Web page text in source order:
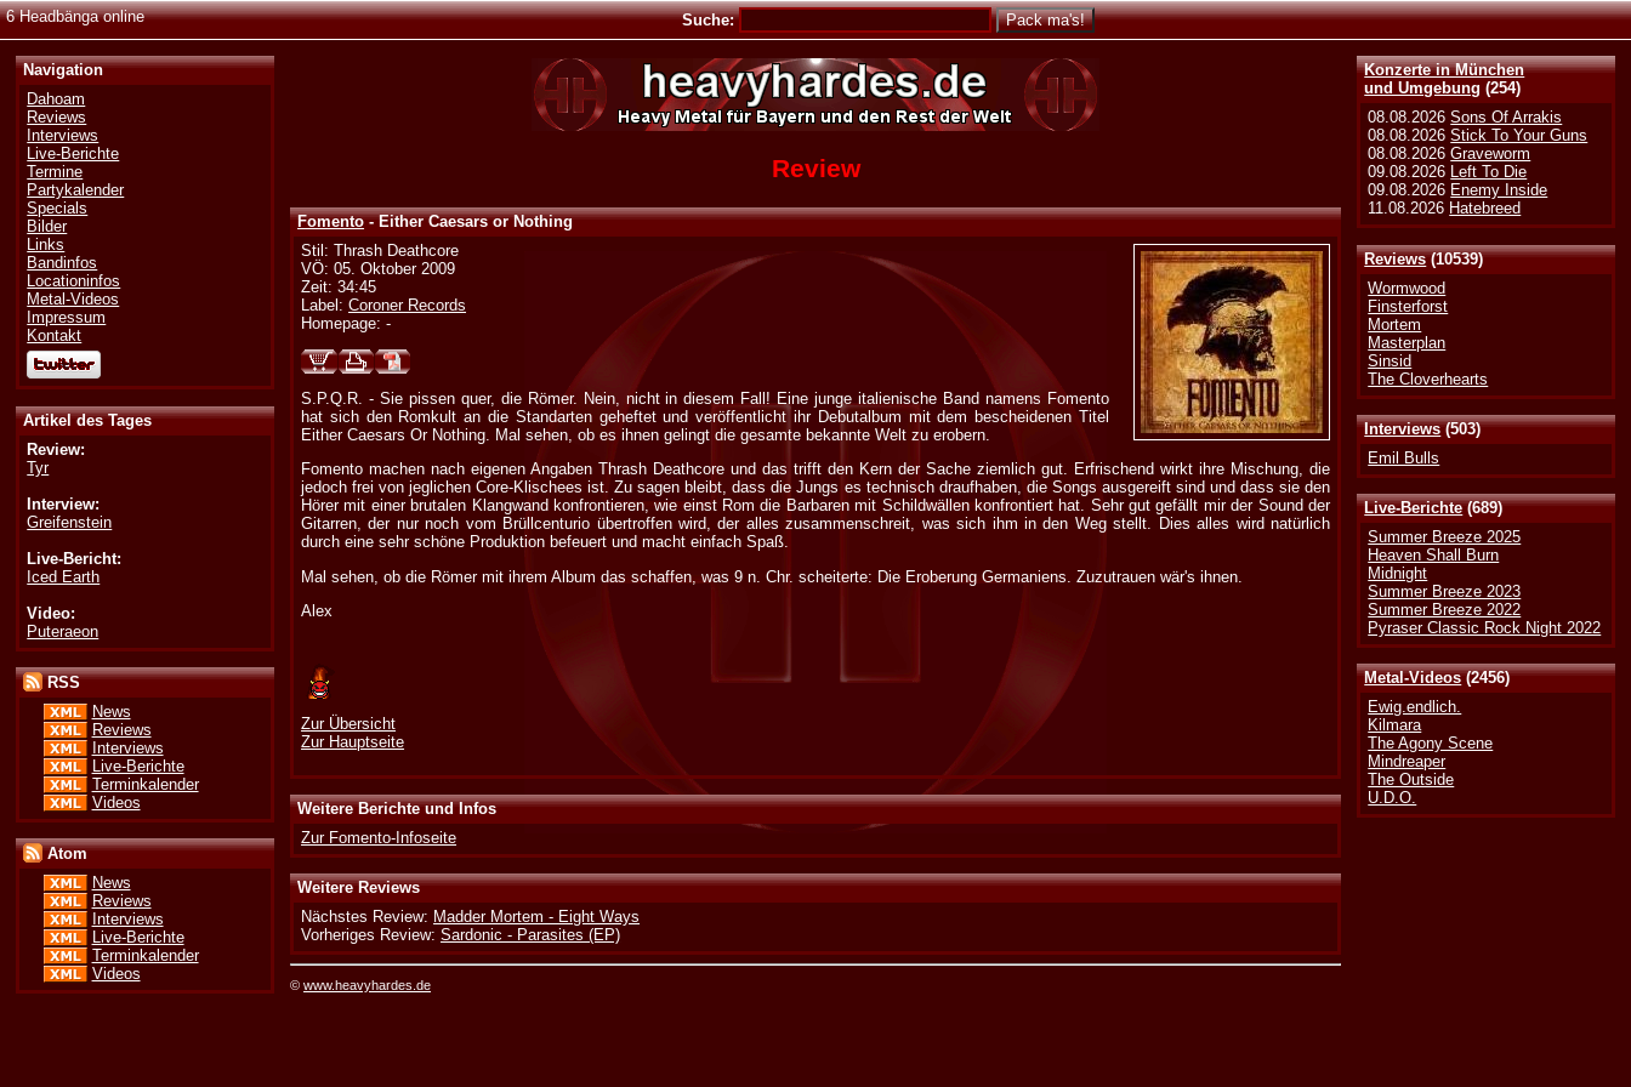
6 Headbänga online Suche:
Konzerte in München
und Umgebung (254)
08.08.2026Sons Of Arrakis
08.08.2026Stick To Your Guns
08.08.2026Graveworm
09.08.2026 Left To Die
09.08.2026 Enemy Inside
11.08.2026 Hatebreed
Reviews(10539)
Wormwood
Finsterforst
Mortem
Masterplan
Sinsid
The Cloverhearts
Interviews(503)
Emil Bulls
Live-Berichte(689)
Summer Breeze 2025
Heaven Shall Burn
Midnight
Summer Breeze 2023
Summer Breeze 2022
Pyraser Classic Rock Night 2022
Metal-Videos(2456)
Ewig.endlich.
Kilmara
The Agony Scene
Mindreaper
The Outside
U.D.O.
Navigation
Dahoam
Reviews
Interviews
Live-Berichte
Termine
Partykalender
Specials
Bilder
Links
Bandinfos
Locationinfos
Metal-Videos
Impressum
Kontakt
Artikel des Tages
Review:
Tyr
Interview:
Greifenstein
Live-Bericht:
Iced Earth
Video:
Puteraeon
RSS
News
Reviews
Interviews
Live-Berichte
Terminkalender
Videos
Atom
News
Reviews
Interviews
Live-Berichte
Terminkalender
Videos
Review
Fomento- Either Caesars or Nothing
Stil: Thrash Deathcore
VÖ: 05. Oktober 2009
Zeit: 34:45
Label:Coroner Records
Homepage: -
S.P.Q.R. - Sie pissen quer, die Römer. Nein, nicht in diesem Fall! Eine junge italienische Band namens Fomento
hat sich den Romkult an die Standarten geheftet und veröffentlicht ihr Debutalbum mit dem bescheidenen Titel
Either Caesars Or Nothing. Mal sehen, ob es ihnen gelingt die gesamte bekannte Welt zu erobern.
Fomento machen nach eigenen Angaben Thrash Deathcore und das trifft den Kern der Sache ziemlich gut. Erfrischend wirkt ihre Mischung, die
jedoch frei von jeglichen Core-Klischees ist. Zu sagen bleibt, dass die Jungs es technisch draufhaben, die Songs ausgereift sind und dass sie den
Hörer mit einer brutalen Klangwand konfrontieren, wie einst Rom die Barbaren mit Schildwällen konfrontiert hat. Sehr gut gefällt mir der Sound der
Gitarren, der nur noch vom Brüllcenturio übertroffen wird, der alles zusammenschreit, was sich ihm in den Weg stellt. Dies alles wird natürlich
durch eine sehr schöne Produktion befeuert und macht einfach Spaß.
Mal sehen, ob die Römer mit ihrem Album das schaffen, was 9 n. Chr. scheiterte: Die Eroberung Germaniens. Zuzutrauen wär's ihnen.
Alex
Zur Übersicht
Zur Hauptseite
Weitere Berichte und Infos
Zur Fomento-Infoseite
Weitere Reviews
Nächstes Review: Madder Mortem - Eight Ways
Vorheriges Review:Sardonic - Parasites (EP)
©www.heavyhardes.de